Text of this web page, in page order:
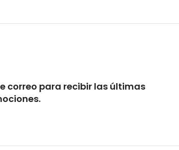
correo para recibir las últimas